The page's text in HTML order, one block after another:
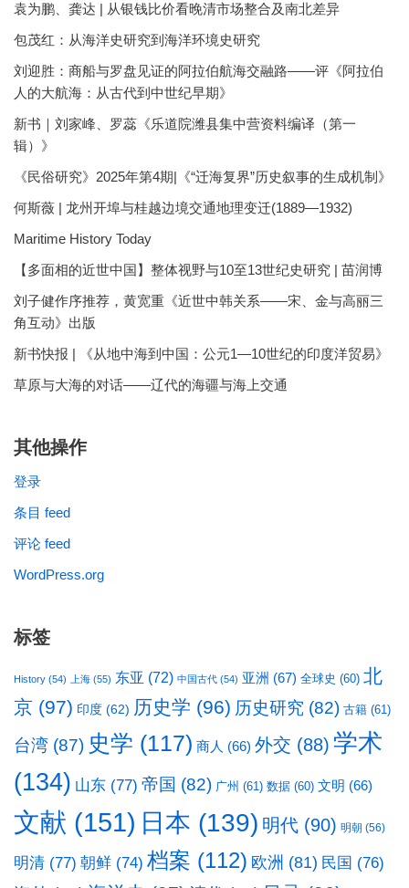
袁为鹏、龚达 | 从银钱比价看晚清市场整合及南北差异
包茂红：从海洋史研究到海洋环境史研究
刘迎胜：商船与罗盘见证的阿拉伯航海交融路——评《阿拉伯
人的大航海：从古代到中世纪早期》
新书｜刘家峰、罗蕊《乐道院潍县集中营资料编译（第一
辑）》
《民俗研究》2025年第4期|《“迁海复界”历史叙事的生成机制》
何斯薇 | 龙州开埠与桂越边境交通地理变迁(1889—1932)
Maritime History Today
【多面相的近世中国】整体视野与10至13世纪史研究 | 苗润博
刘子健作序推荐，黄宽重《近世中韩关系——宋、金与高丽三
角互动》出版
新书快报 | 《从地中海到中国：公元1—10世纪的印度洋贸易》
草原与大海的对话——辽代的海疆与海上交通
其他操作
登录
条目 feed
评论 feed
WordPress.org
标签
History (54) 上海 (55) 东亚 (72) 中国古代 (54) 亚洲 (67) 全球史 (60) 北
京 (97) 印度 (62) 历史学 (96) 历史研究 (82) 古籍 (61)
台湾 (87) 史学 (117) 商人 (66) 外交 (88) 学术
(134) 山东 (77) 帝国 (82) 广州 (61) 数据 (60) 文明 (66)
文献 (151) 日本 (139) 明代 (90) 明朝 (56)
明清 (77) 朝鲜 (74) 档案 (112) 欧洲 (81) 民国 (76)